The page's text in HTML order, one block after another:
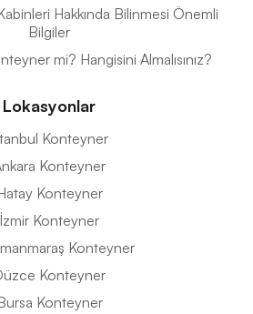
Hakkında Bilinmesi Önemli
Bilgiler
mi? Hangisini Almalısınız?
Lokasyonlar
Konteyner
Konteyner
Konteyner
İzmir Konteyner
Konteyner
Konteyner
Konteyner